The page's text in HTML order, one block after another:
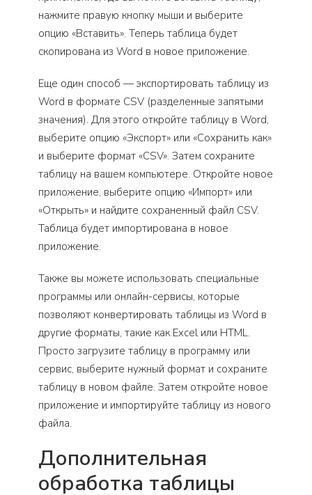
нажмите правую кнопку мыши и выберите
опцию «Вставить». Теперь таблица будет
скопирована из Word в новое приложение.
Еще один способ — экспортировать таблицу из
Word в формате CSV (разделенные запятыми
значения). Для этого откройте таблицу в Word,
выберите опцию «Экспорт» или «Сохранить как»
и выберите формат «CSV». Затем сохраните
таблицу на вашем компьютере. Откройте новое
приложение, выберите опцию «Импорт» или
«Открыть» и найдите сохраненный файл CSV.
Таблица будет импортирована в новое
приложение.
Также вы можете использовать специальные
программы или онлайн-сервисы, которые
позволяют конвертировать таблицы из Word в
другие форматы, такие как Excel или HTML.
Просто загрузите таблицу в программу или
сервис, выберите нужный формат и сохраните
таблицу в новом файле. Затем откройте новое
приложение и импортируйте таблицу из нового
файла.
Дополнительная
обработка таблицы